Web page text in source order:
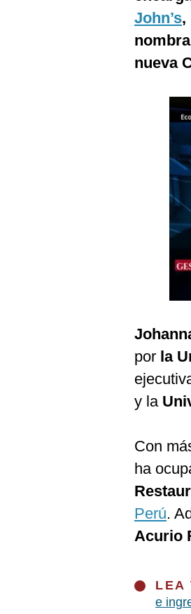
John’s,
nueva
por la
y la
Con
ha
Perú.
Acurio
LEA
e